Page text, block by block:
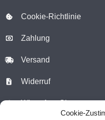
Cookie-
Cookie-Richtlinie
Zahlung
Versand
Widerruf